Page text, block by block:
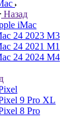
Назад
iMac
24 2023 M3
24 2021 M1
24 2024 M4
9 Pro XL
8 Pro